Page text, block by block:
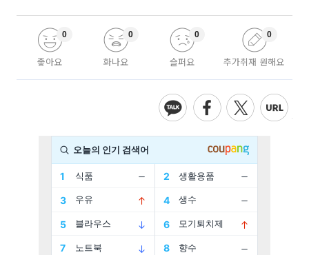
좋아요
0
화나요
0
슬퍼요
0
추가취재 원해요
0